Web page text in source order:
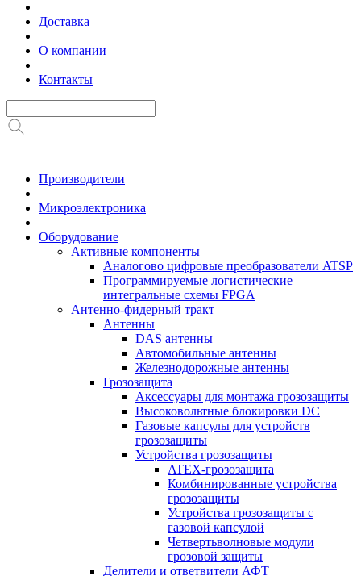
Доставка
О компании
Контакты
Производители
Микроэлектроника
Оборудование
Активные компоненты
Аналогово цифровые преобразователи ATSP
Программируемые логистические
интегральные схемы FPGA
Антенно-фидерный тракт
Антенны
DAS антенны
Автомобильные антенны
Железнодорожные антенны
Грозозащита
Аксессуары для монтажа грозозащиты
Высоковольтные блокировки DC
Газовые капсулы для устройств
грозозащиты
Устройства грозозащиты
ATEX-грозозащита
Комбинированные устройства
грозозащиты
Устройства грозозащиты с
газовой капсулой
Четвертьволновые модули
грозовой защиты
Делители и ответвители АФТ